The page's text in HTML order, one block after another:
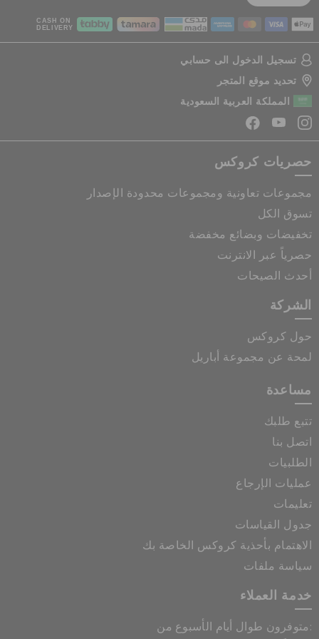
CASH ON
DELIVERY
تسجيل الدخول الى حسابي
تحديد موقع المتجر
المملكة العربية السعودية
حصريات كروكس
مجموعات تعاونية ومجموعات محدودة الإصدار
تسوق الكل
تخفيضات وبضائع مخفضة
حصرياً عبر الانترنت
أحدث الصيحات
الشركة
حول كروكس
لمحة عن مجموعة أباريل
مساعدة
تتبع طلبك
اتصل بنا
الطلبيات
عمليات الإرجاع
تعليمات
جدول القياسات
الاهتمام بأحذية كروكس الخاصة بك
سياسة ملفات
خدمة العملاء
متوفرون طوال أيام الأسبوع من: